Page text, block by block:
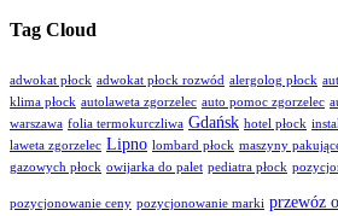
Tag Cloud
adwokat płock adwokat płock rozwód alergolog płock
klima płock autolaweta zgorzelec auto pomoc zgorzelec
warszawa folia termokurczliwa Gdańsk hotel płock
laweta zgorzelec Lipno lombard płock maszyny
gazowych płock owijarka do palet pediatra płock
pozycjonowanie ceny pozycjonowanie marki przewóz